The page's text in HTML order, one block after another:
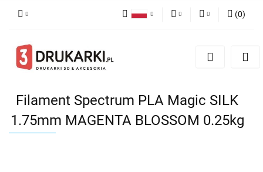
English
Zarejestruj się
(0)
Filament Spectrum PLA Magic SILK
1.75mm MAGENTA BLOSSOM 0.25kg